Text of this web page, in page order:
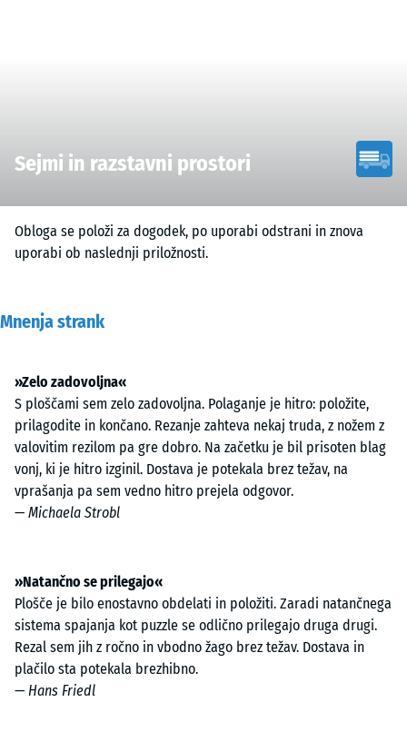
Sejmi in razstavni prostori
Obloga se položi za dogodek, po uporabi odstrani in znova
uporabi ob naslednji priložnosti.
Mnenja strank
»Zelo zadovoljna«
S ploščami sem zelo zadovoljna. Polaganje je hitro: položite,
prilagodite in končano. Rezanje zahteva nekaj truda, z nožem z
valovitim rezilom pa gre dobro. Na začetku je bil prisoten blag
vonj, ki je hitro izginil. Dostava je potekala brez težav, na
vprašanja pa sem vedno hitro prejela odgovor.
— Michaela Strobl
»Natančno se prilegajo«
Plošče je bilo enostavno obdelati in položiti. Zaradi natančnega
sistema spajanja kot puzzle se odlično prilegajo druga drugi.
Rezal sem jih z ročno in vbodno žago brez težav. Dostava in
plačilo sta potekala brezhibno.
— Hans Friedl